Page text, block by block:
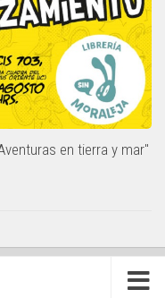
en tierra y mar"